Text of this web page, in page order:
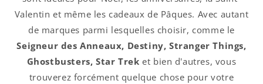
Valentin et même les cadeaux de Pâques. Avec autant
de marques parmi lesquelles choisir, comme le
Seigneur des Anneaux, Destiny, Stranger Things,
Ghostbusters, Star Trek et bien d'autres, vous
trouverez forcément quelque chose pour votre